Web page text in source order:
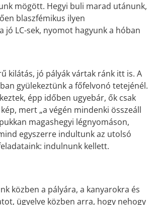
mögött. Hegyi buli marad utánunk,
blaszfémikus ilyen
LC-sek, nyomot hagyunk a hóban
kilátás, jó pályák vártak ránk itt is. A
gyülekeztünk a főfelvonó tetejénél.
épp időben ugyebár, ők csak
mert „a végén mindenki összeáll
magashegyi légnyomáson,
egyszerre indultunk az utolsó
indulnunk kellett.
közben a pályára, a kanyarokra és
ügyelve közben arra, hogy nehogy